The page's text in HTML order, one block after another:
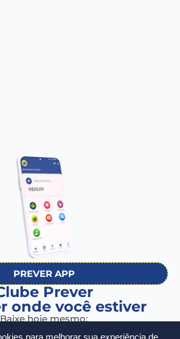
PREVER APP
Prever
onde você estiver
Baixe hoje mesmo: